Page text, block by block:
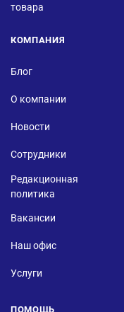
товара
КОМПАНИЯ
Блог
О компании
Новости
Сотрудники
Редакционная
политика
Вакансии
Наш офис
Услуги
ПОМОЩЬ